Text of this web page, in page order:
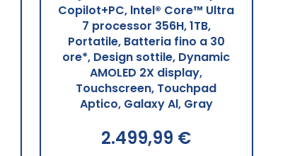
Copilot+PC, lntel® Core™ Ultra
7 processor 356H, 1TB,
Portatile, Batteria fino a 30
ore*, Design sottile, Dynamic
AMOLED 2X display,
Touchscreen, Touchpad
Aptico, Galaxy Al, Gray
2.499,99 €